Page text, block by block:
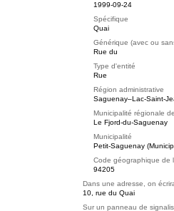
1999-09-24
Spécifique
Quai
Générique (avec ou
Rue du
Type d'entité
Rue
Région administrative
Saguenay–Lac-Saint-
Municipalité régionale
Le Fjord-du-Saguenay
Municipalité
Petit-Saguenay
Code géographique de
94205
Dans une adresse, on
10, rue du Quai
Sur un panneau de